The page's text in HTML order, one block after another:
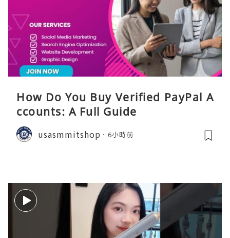
How Do You Buy Verified PayPal A
ccounts: A Full Guide
usasmmitshop 6小時前